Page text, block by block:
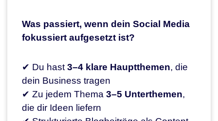
Was passiert, wenn dein Social Media
fokussiert aufgesetzt ist?
✔ Du hast 3–4 klare Hauptthemen, die
dein Business tragen
✔ Zu jedem Thema 3–5 Unterthemen,
die dir Ideen liefern